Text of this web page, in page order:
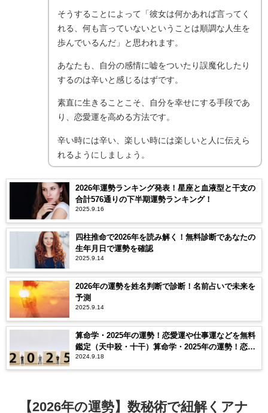
そうすることによって「彼女は何かあれば言ってく
れる、何も言っていないということは順調な人生を
歩んでいるんだ」と思われます。
あなたも、自分の感情に嘘をついたり誤魔化したり
するのは辛いと感じるはずです。
素直に生きることこそ、自分を幸せにする手段であ
り、恋愛運を高める方法です。
辛い時には辛い、楽しい時には楽しいと人に伝えら
れるようにしましょう。
2026年運勢ランキング発表！星座と血液型と干支の
合計576通りの下半期運勢ランキング！
2025.9.16
四柱推命で2026年を読み解く！無料診断であなたの
生年月日で運勢を確認
2025.9.14
2026年の運勢を姓名判断で診断！名前占いで未来を
予測
2025.9.14
算命学・2025年の運勢！恋愛運や仕事運などを無料
鑑定（天中殺・十干）算命学・2025年の運勢！恋愛
運や仕事運などを無料鑑定（天中殺・十干）
2024.9.18
【2026年の運勢】数秘術で紐解くアナ